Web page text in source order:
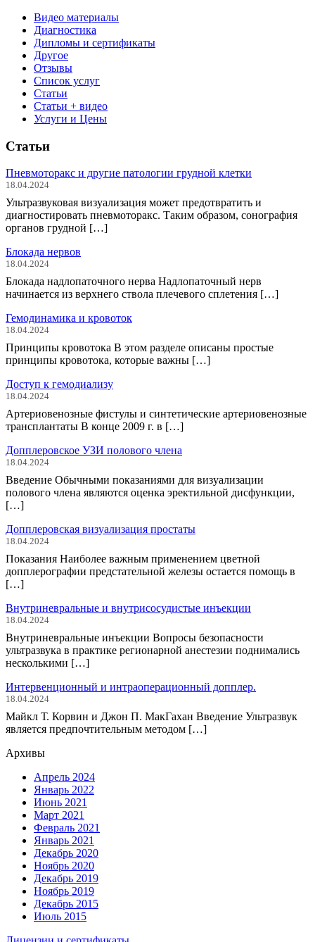
Видео материалы
Диагностика
Дипломы и сертификаты
Другое
Отзывы
Список услуг
Статьи
Статьи + видео
Услуги и Цены
Статьи
Пневмоторакс и другие патологии грудной клетки
18.04.2024
Ультразвуковая визуализация может предотвратить и
диагностировать пневмоторакс. Таким образом, сонография
органов грудной […]
Блокада нервов
18.04.2024
Блокада надлопаточного нерва Надлопаточный нерв
начинается из верхнего ствола плечевого сплетения […]
Гемодинамика и кровоток
18.04.2024
Принципы кровотока В этом разделе описаны простые
принципы кровотока, которые важны […]
Доступ к гемодиализу
18.04.2024
Артериовенозные фистулы и синтетические артериовенозные
трансплантаты В конце 2009 г. в […]
Допплеровское УЗИ полового члена
18.04.2024
Введение Обычными показаниями для визуализации
полового члена являются оценка эректильной дисфункции,
[…]
Допплеровская визуализация простаты
18.04.2024
Показания Наиболее важным применением цветной
допплерографии предстательной железы остается помощь в
[…]
Внутриневральные и внутрисосудистые инъекции
18.04.2024
Внутриневральные инъекции Вопросы безопасности
ультразвука в практике регионарной анестезии поднимались
несколькими […]
Интервенционный и интраоперационный допплер.
18.04.2024
Майкл Т. Корвин и Джон П. МакГахан Введение Ультразвук
является предпочтительным методом […]
Архивы
Апрель 2024
Январь 2022
Июнь 2021
Март 2021
Февраль 2021
Январь 2021
Декабрь 2020
Ноябрь 2020
Декабрь 2019
Ноябрь 2019
Декабрь 2015
Июль 2015